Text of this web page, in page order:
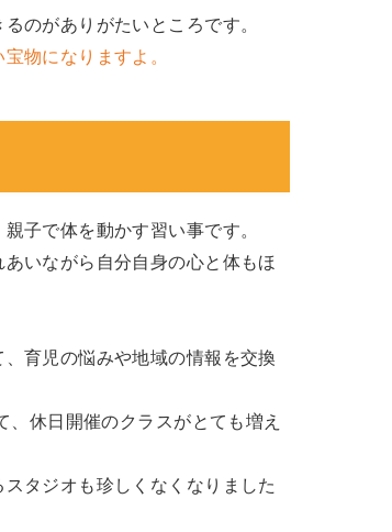
のがありがたいところです。
物になりますよ。
子で体を動かす習い事です。
いながら自分自身の心と体もほ
、育児の悩みや地域の情報を交換
休日開催のクラスがとても増え
タジオも珍しくなくなりました